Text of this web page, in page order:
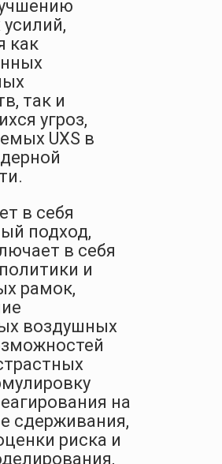
как
так и
угроз,
UXS в
в себя
подход,
в себя
и
рамок,
воздушных
на
сдерживания,
риска и